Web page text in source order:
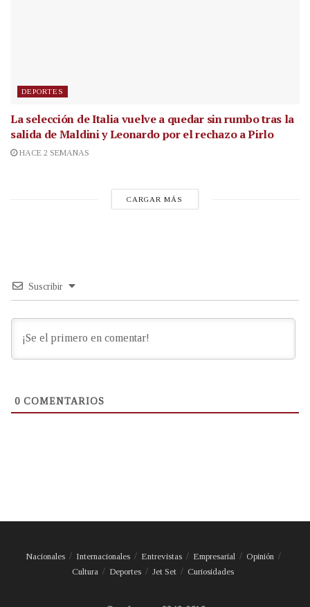
DEPORTES
La selección de Italia vuelve a quedar sin rumbo tras la
salida de Maldini y Leonardo por el rechazo a Pirlo
HACE 2 SEMANAS
CARGAR MÁS
Suscribir
0 COMENTARIOS
Nacionales Internacionales Entrevistas Empresarial
Opinión
Cultura
Deportes Jet Set Curiosidades